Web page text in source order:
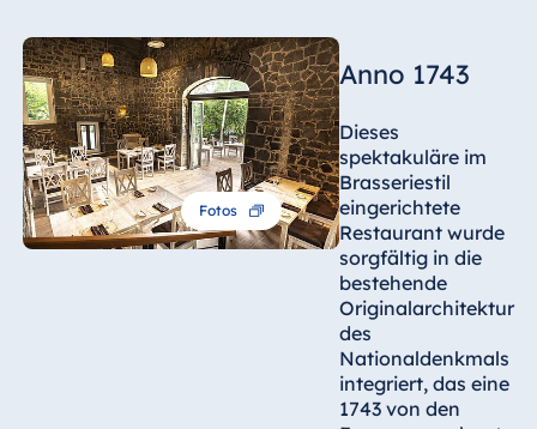
Fotos
Anno 1743
Dieses
spektakuläre im
Brasseriestil
eingerichtete
Restaurant wurde
sorgfältig in die
bestehende
Originalarchitektur
des
Nationaldenkmals
integriert, das eine
1743 von den